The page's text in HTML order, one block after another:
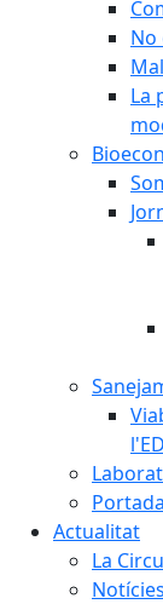
No
La
Actualitat
La
Notícies